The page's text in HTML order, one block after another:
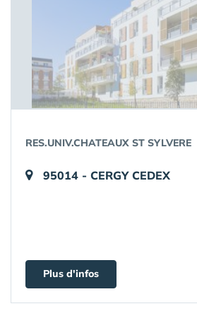
RES.UNIV.CHATEAUX ST SYLVERE
95014 - CERGY CEDEX
Plus d'infos